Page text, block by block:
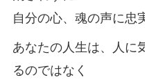
自分の心、魂の声に忠
あなたの人生は、人に
るのではなく